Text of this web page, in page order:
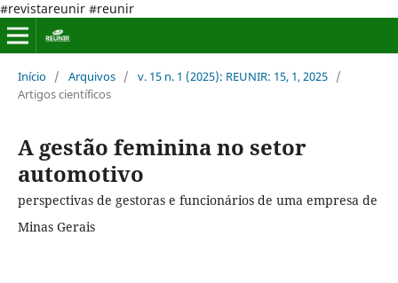
#revistareunir #reunir
Início / Arquivos / v. 15 n. 1 (2025): REUNIR: 15, 1, 2025 /
Artigos científicos
A gestão feminina no setor
automotivo
perspectivas de gestoras e funcionários de uma empresa de
Minas Gerais